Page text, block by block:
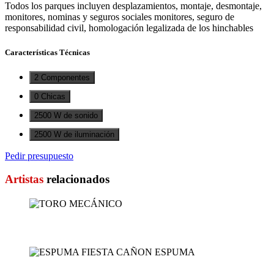
Todos los parques incluyen desplazamientos, montaje, desmontaje,
monitores, nominas y seguros sociales monitores, seguro de
responsabilidad civil, homologación legalizada de los hinchables
Características Técnicas
2 Componentes
0 Chicas
2500 W de sonido
2500 W de iluminación
Pedir presupuesto
Artistas relacionados